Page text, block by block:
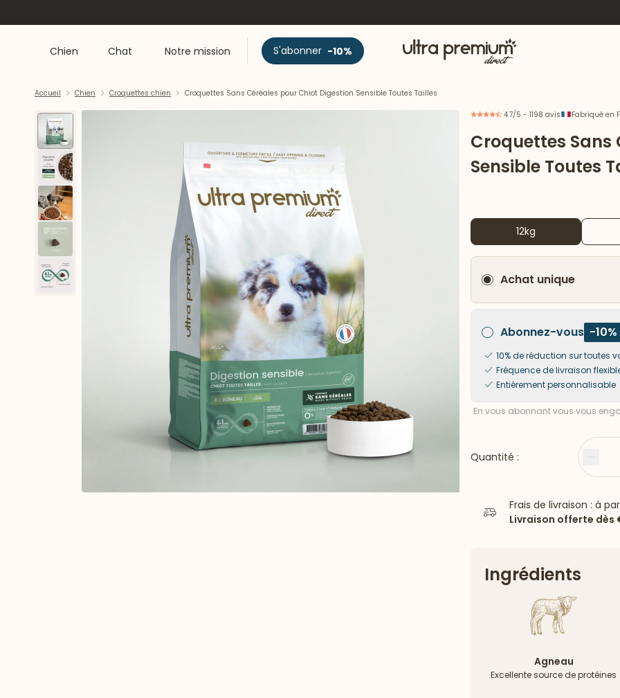
Chien Chat Notre mission S'abonner -10% Accueil
Accueil Chien Croquettes chien Croquettes Sans Céréales pour Chiot Digestion Sensible Toutes Tailles
4.7/5 - 1198 avis Fabriqué en
Croquettes Sans
Sensible Toutes
12kg
Achat unique
Abonnez-vous -10%
10% de réduction sur toutes
Fréquence de livraison
Entièrement personnalisable
En vous abonnant vous vous
Quantité : Moins
Frais de livraison : à
Livraison offerte dès
Ingrédients
Agneau
Excellente source de protéines